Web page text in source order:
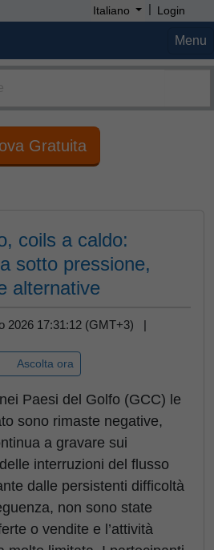
Italiano | Login
Menu
Gratuita
coils a caldo:
sotto pressione,
alternative
2026 17:31:12 (GMT+3) |
Ascolta ora
Paesi del Golfo (GCC) le
sono rimaste negative,
a gravare sui
interruzioni del flusso
dalle persistenti difficoltà
non sono state
o vendite e l’attività